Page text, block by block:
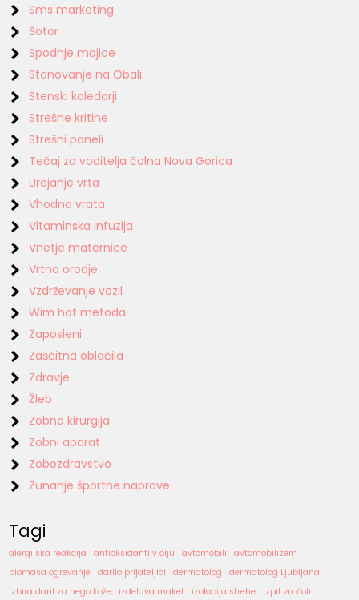
Sms marketing
Šotor
Spodnje majice
Stanovanje na Obali
Stenski koledarji
Strešne kritine
Strešni paneli
Tečaj za voditelja čolna Nova Gorica
Urejanje vrta
Vhodna vrata
Vitaminska infuzija
Vnetje maternice
Vrtno orodje
Vzdrževanje vozil
Wim hof metoda
Zaposleni
Zaščitna oblačila
Zdravje
Žleb
Zobna kirurgija
Zobni aparat
Zobozdravstvo
Zunanje športne naprave
Tagi
alergijska reakcija antioksidanti v olju avtomobili
avtomobilizem
biomasa ogrevanje
darilo prijateljici dermatolog
dermatolog Ljubljana
izbira daril za nego kože
izdelava maket izolacija strehe izpit za čoln